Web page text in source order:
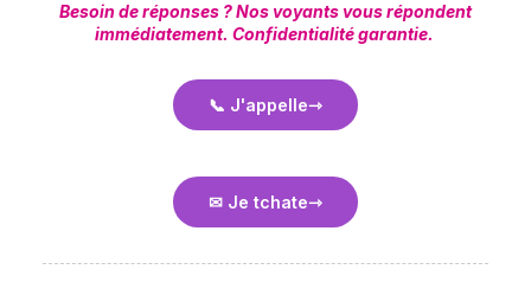
Besoin de réponses ?Nos voyants vous répondent
immédiatement. Confidentialité garantie.
📞 J'appelle
✉ Je tchate